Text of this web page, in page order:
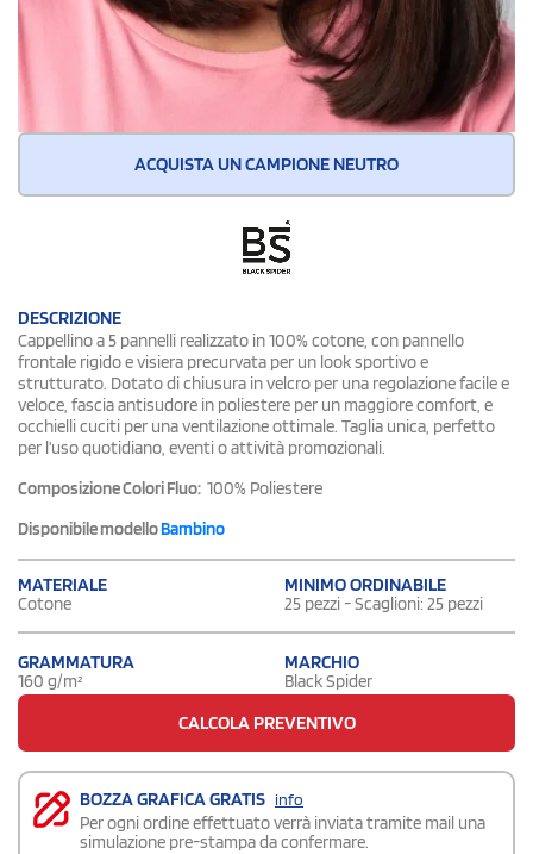
ACQUISTA UN CAMPIONE NEUTRO
DESCRIZIONE
Cappellino a 5 pannelli realizzato in 100% cotone, con pannello
frontale rigido e visiera precurvata per un look sportivo e
strutturato. Dotato di chiusura in velcro per una regolazione facile e
veloce, fascia antisudore in poliestere per un maggiore comfort, e
occhielli cuciti per una ventilazione ottimale. Taglia unica, perfetto
per l’uso quotidiano, eventi o attività promozionali.
Composizione Colori Fluo: 100% Poliestere
Disponibile modelloBambino
MATERIALE
Cotone
MINIMO ORDINABILE
25 pezzi - Scaglioni: 25 pezzi
GRAMMATURA
160 g/m²
MARCHIO
Black Spider
CALCOLA PREVENTIVO
BOZZA GRAFICA GRATIS info
Per ogni ordine effettuato verrà inviata tramite mail una
simulazione pre-stampa da confermare.